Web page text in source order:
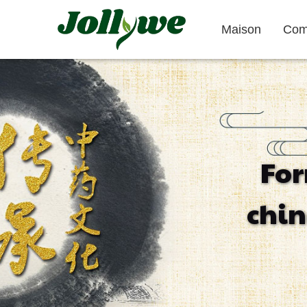
Maison
Soulagement
constipation
Supplément
perte de poids
Complément
beauté
Comprimés/Pilules Gélules